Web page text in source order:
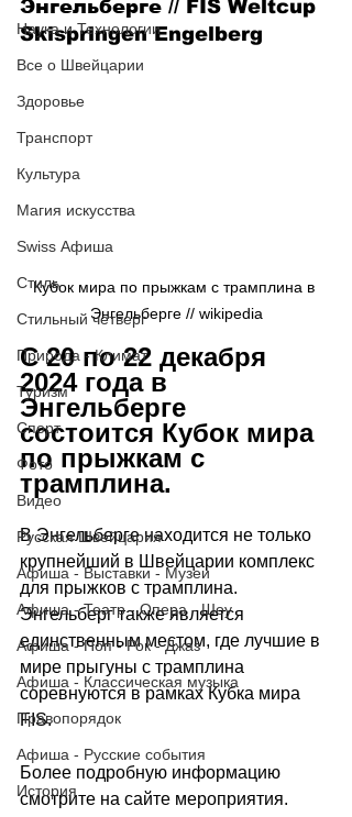
Наука и Технологии
Все о Швейцарии
Здоровье
Транспорт
Культура
Магия искусства
Swiss Афиша
Стиль
Стильный четверг
Природа - Климат
Туризм
Спорт
Фото
Видео
Русская Швейцария
Афиша - Выставки - Музеи
Афиша - Театр - Опера - Шоу
Афиша - Поп - Рок - Джаз
Афиша - Классическая музыка
Правопорядок
Афиша - Русские события
История
Энгельберге // FIS Weltcup
Skispringen Engelberg
Кубок мира по прыжкам с трамплина в
Энгельберге // wikipedia
С 20 по 22 декабря
2024 года в
Энгельберге
состоится Кубок мира
по прыжкам с
трамплина.
В Энгельберге находится не только
крупнейший в Швейцарии комплекс
для прыжков с трамплина.
Энгельберг также является
единственным местом, где лучшие в
мире прыгуны с трамплина
соревнуются в рамках Кубка мира
FIS.
Более подробную информацию
смотрите на сайте мероприятия.